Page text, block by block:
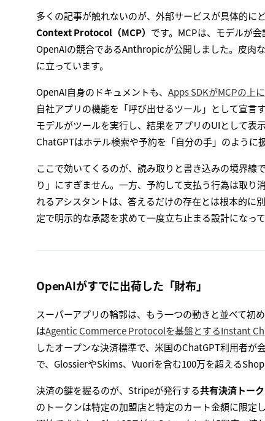
多くの記事が触れないのが、外部サービスが具体的に
Context Protocol（MCP） です。MCPは、モデルが
OpenAIの競合であるAnthropicが公開しました。皮肉
に立っています。
OpenAI自身のドキュメントも、Apps SDKがMCPの上
自社アプリの機能を「呼び出せるツール」として宣言
モデルがツールを実行し、結果をアプリのUIとして表
ChatGPTはホテル検索や予約を「自分の手」のように
ここで効いてくるのが、読み取りと書き込みの境界線
り」にすぎません。一方、予約して支払う行為は取り
れるアシスタントは、答えるだけの存在とは根本的に
定で明示的な承認を求めて一度立ち止まる設計になっ
OpenAIがすでに出荷した「財布」
スーパーアプリの輪郭は、もう一つの動きと並べて初
はAgentic Commerce Protocolを基盤とするInstant
したオープンな決済標準で、米国のChatGPT利用者
で、GlossierやSkims、Vuoriを含む100万を超える
決済の鍵を握るのが、Stripeが発行する共有決済トー
のトークンは特定の加盟店と特定のカート金額に限定